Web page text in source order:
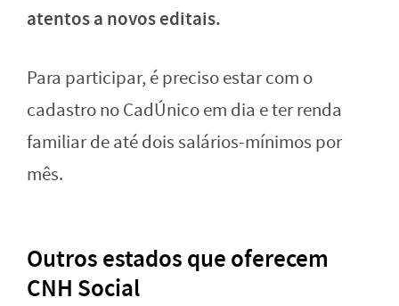
atentos a novos editais.
Para participar, é preciso estar com o
cadastro no CadÚnico em dia e ter renda
familiar de até dois salários-mínimos por
mês.
Outros estados que oferecem
CNH Social